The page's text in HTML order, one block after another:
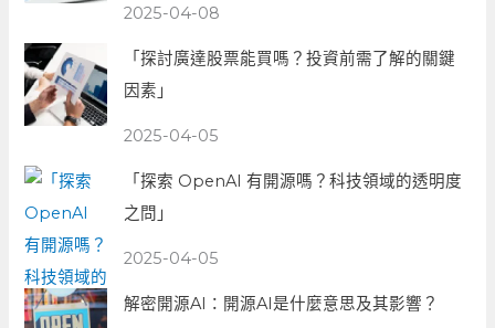
2025-04-08
「探討廣達股票能買嗎？投資前需了解的關鍵
因素」
2025-04-05
「探索 OpenAI 有開源嗎？科技領域的透明度
之問」
2025-04-05
解密開源AI：開源AI是什麼意思及其影響？